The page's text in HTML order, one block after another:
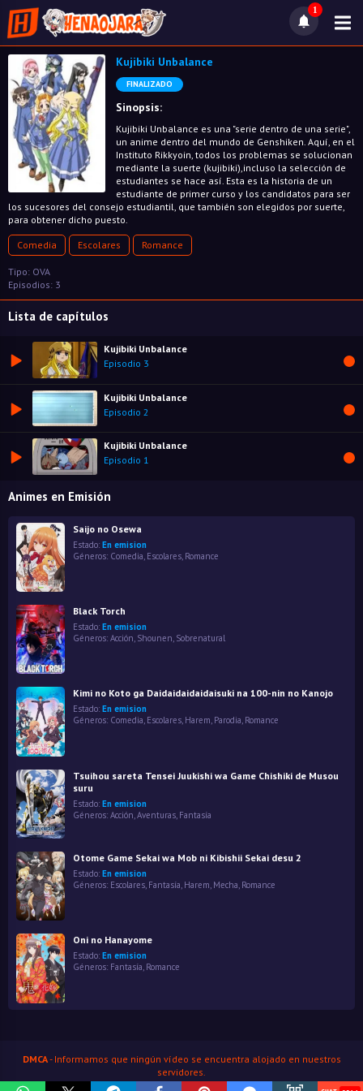
1
Kujibiki Unbalance
FINALIZADO
Sinopsis:
Kujibiki Unbalance es una "serie dentro de una serie",
un anime dentro del mundo de Genshiken. Aquí, en el
Instituto Rikkyoin, todos los problemas se solucionan
mediante la suerte (kujibiki),incluso la selección de
estudiantes se hace así. Esta es la historia de un
estudiante de primer curso y los candidatos para ser
los sucesores del consejo estudiantil, que también son elegidos por suerte,
para obtener dicho puesto.
Comedia Escolares Romance
Tipo: OVA
Episodios: 3
Lista de capítulos
Kujibiki Unbalance
Episodio 3
Kujibiki Unbalance
Episodio 2
Kujibiki Unbalance
Episodio 1
Animes en Emisión
Saijo no Osewa
Estado: En emision
Géneros: Comedia Escolares Romance
Black Torch
Estado: En emision
Géneros: Acción, Shounen, Sobrenatural
Kimi no Koto ga Daidaidaidaidaisuki na 100-nin no Kanojo
Estado: En emision
Géneros: Comedia, Escolares, Harem, Parodia, Romance
Tsuihou sareta Tensei Juukishi wa Game Chishiki de Musou
suru
Estado: En emision
Géneros: Acción Aventuras Fantasía
Otome Game Sekai wa Mob ni Kibishii Sekai desu 2
Estado: En emision
Géneros: Escolares, Fantasía, Harem, Mecha, Romance
Oni no Hanayome
Estado: En emision
Géneros: Fantasía, Romance
DMCA- Informamos que ningún vídeo se encuentra alojado en nuestros
servidores.
HenaoJara© Copyright 2026